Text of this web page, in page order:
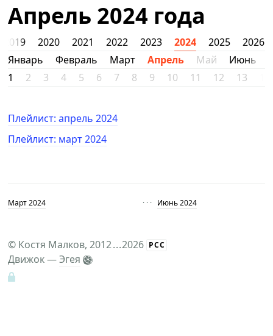
Апрель 2024 года
2019 2020 2021 2022 2023 2024 2025
2026
Январь
Февраль Март Апрель Май Июнь
1
2 3 4 5 6 7 8 9 10 11 12 13
Плейлист: апрель 2024
Плейлист: март 2024
Март 2024 · · · Июнь 2024
© Костя Малков, 2012...2026 РСС
Движок —Эгея